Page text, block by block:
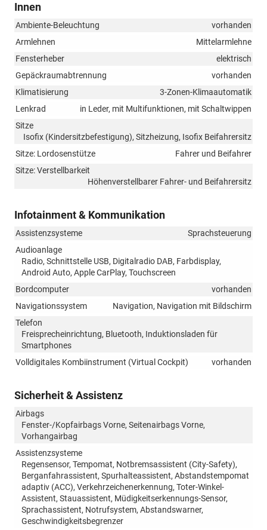
Innen
Ambiente-Beleuchtung
vorhanden
Armlehnen
Mittelarmlehne
Fensterheber
elektrisch
Gepäckraumabtrennung
vorhanden
Klimatisierung
3-Zonen-Klimaautomatik
Lenkrad
in Leder, mit Multifunktionen, mit Schaltwippen
Sitze
Isofix (Kindersitzbefestigung), Sitzheizung, Isofix Beifahrersitz
Sitze: Lordosenstütze
Fahrer und Beifahrer
Sitze: Verstellbarkeit
Höhenverstellbarer Fahrer- und Beifahrersitz
Infotainment & Kommunikation
Assistenzsysteme
Sprachsteuerung
Audioanlage
Radio, Schnittstelle USB, Digitalradio DAB, Farbdisplay,
Android Auto, Apple CarPlay, Touchscreen
Bordcomputer
vorhanden
Navigationssystem
Navigation, Navigation mit Bildschirm
Telefon
Freisprecheinrichtung, Bluetooth, Induktionsladen für
Smartphones
Volldigitales Kombiinstrument (Virtual Cockpit)
vorhanden
Sicherheit & Assistenz
Airbags
Fenster-/Kopfairbags Vorne, Seitenairbags Vorne,
Vorhangairbag
Assistenzsysteme
Regensensor, Tempomat, Notbremsassistent (City-Safety),
Berganfahrassistent, Spurhalteassistent, Abstandstempomat
adaptiv (ACC), Verkehrzeichenerkennung, Toter-Winkel-
Assistent, Stauassistent, Müdigkeitserkennungs-Sensor,
Sprachassistent, Notrufsystem, Abstandswarner,
Geschwindigkeitsbegrenzer